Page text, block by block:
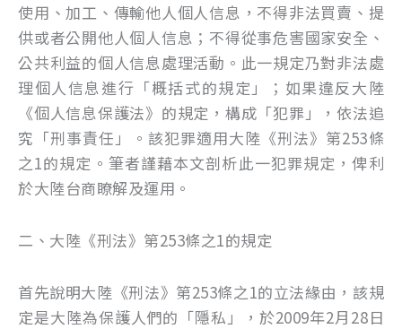
使用、加工、傳輸他人個人信息，不得非法買賣、提
供或者公開他人個人信息；不得從事危害國家安全、
公共利益的個人信息處理活動。此一規定乃對非法處
理個人信息進行「概括式的規定」；如果違反大陸
《個人信息保護法》的規定，構成「犯罪」，依法追
究「刑事責任」。該犯罪適用大陸《刑法》第253條
之1的規定。筆者謹藉本文剖析此一犯罪規定，俾利
於大陸台商瞭解及運用。
二、大陸《刑法》第253條之1的規定
首先說明大陸《刑法》第253條之1的立法緣由，該規
定是大陸為保護人們的「隱私」，於2009年2月28日